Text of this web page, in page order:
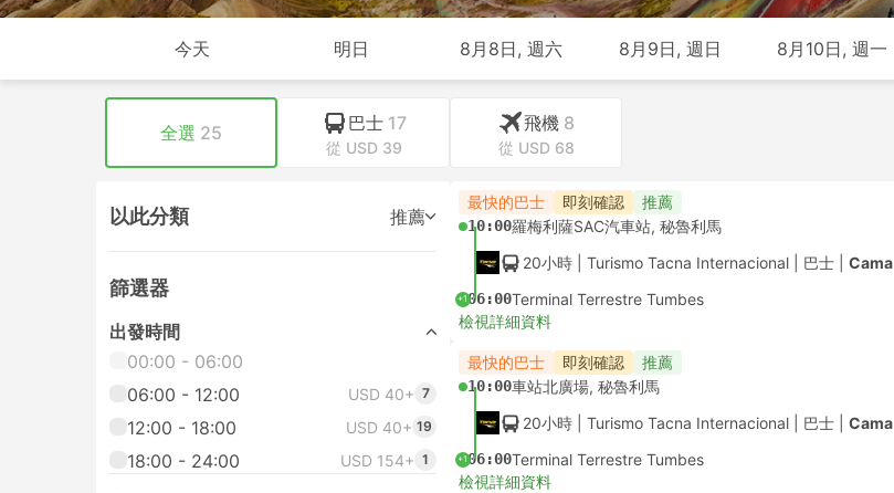
今天 明日 8月8日, 週六 8月9日, 週日 8月10日, 週一
全選 25 巴士 17
從 USD 39
飛機 8
從 USD 68
以此分類 推薦
篩選器
出發時間
00:00 - 06:00
06:00 - 12:00
USD 40+ 7
12:00 - 18:00 USD 40+ 19
18:00 - 24:00 USD 154+ 1
最快的巴士 即刻確認 推薦
10:00羅梅利薩SAC汽車站, 秘魯利馬
20小時 | Turismo Tacna Internacional 巴士 Cama
+106:00Terminal Terrestre Tumbes
檢視詳細資料
最快的巴士 即刻確認 推薦
10:00車站北廣場, 秘魯利馬
20小時 | Turismo Tacna Internacional 巴士 Cama
+106:00Terminal Terrestre Tumbes
檢視詳細資料